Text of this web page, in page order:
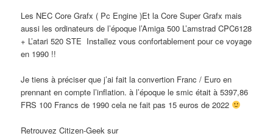
Les NEC Core Grafx ( Pc Engine )Et la Core Super Grafx mais
aussi les ordinateurs de l’époque l’Amiga 500 L’amstrad CPC6128
+ L’atari 520 STE Installez vous confortablement pour ce voyage
en 1990 !!
Je tiens à préciser que j’ai fait la convertion Franc / Euro en
prennant en compte l’inflation. à l’époque le smic était à 5397,86
FRS 100 Francs de 1990 cela ne fait pas 15 euros de 2022
Retrouvez Citizen-Geek sur